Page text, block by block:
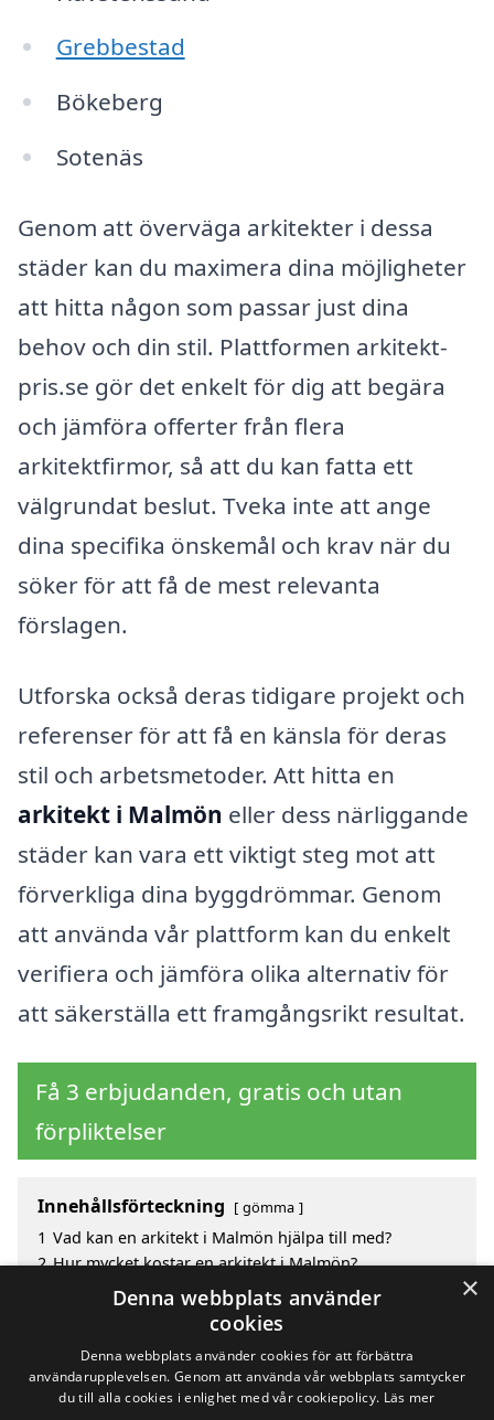
Grebbestad
Bökeberg
Sotenäs
Genom att överväga arkitekter i dessa
städer kan du maximera dina möjligheter
att hitta någon som passar just dina
behov och din stil. Plattformen arkitekt-
pris.se gör det enkelt för dig att begära
och jämföra offerter från flera
arkitektfirmor, så att du kan fatta ett
välgrundat beslut. Tveka inte att ange
dina specifika önskemål och krav när du
söker för att få de mest relevanta
förslagen.
Utforska också deras tidigare projekt och
referenser för att få en känsla för deras
stil och arbetsmetoder. Att hitta en
arkitekt i Malmön eller dess närliggande
städer kan vara ett viktigt steg mot att
förverkliga dina byggdrömmar. Genom
att använda vår plattform kan du enkelt
verifiera och jämföra olika alternativ för
att säkerställa ett framgångsrikt resultat.
Få 3 erbjudanden, gratis och utan
förpliktelser
Innehållsförteckning gömma
1 Vad kan en arkitekt i Malmön hjälpa till med?
2 Hur mycket kostar en arkitekt i Malmön?
Fördelar med att välja arkitekt i Malmön
Sök efter en skicklig arkitekt i de omgivande städerna
×
Denna webbplats använder
cookies
Denna webbplats använder cookies för att förbättra
användarupplevelsen. Genom att använda vår webbplats samtycker
du till alla cookies i enlighet med vår cookiepolicy. Läs mer